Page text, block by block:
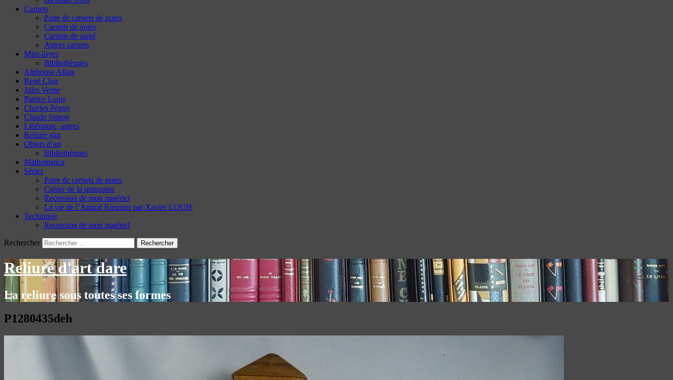
Carnets
Paire de carnets de notes
Carnets de notes
Carnets de santé
Autres carnets
Mini-livres
Bibliothèques
Alphonse Allais
René Char
Jules Verne
Patrice Louis
Charles Péguy
Claude Simon
Littérature, autres
Reliure gag
Objets d’art
Bibliothèques
Mathematica
Séries
Paire de carnets de notes
Cahier de la quinzaine
Recension de mon matériel
La vie de l’Amiral Rieunier par Xavier LOUIS
Technique
Recension de mon matériel
Rechercher
Reliure d'art dare
La reliure sous toutes ses formes
P1280435deh